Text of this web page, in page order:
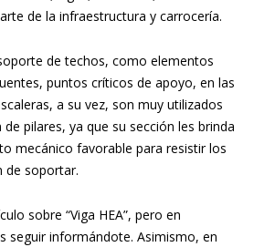
de la infraestructura y carrocería.
de techos, como elementos
puntos críticos de apoyo, en las
a su vez, son muy utilizados
pilares, ya que su sección les brinda
mecánico favorable para resistir los
de soportar.
sobre “Viga HEA”, pero en
seguir informándote. Asimismo, en